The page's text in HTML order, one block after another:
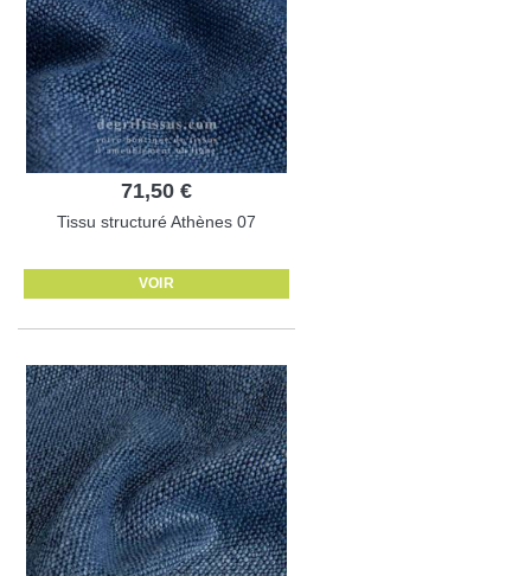
71,50 €
Tissu structuré Athènes 07
VOIR